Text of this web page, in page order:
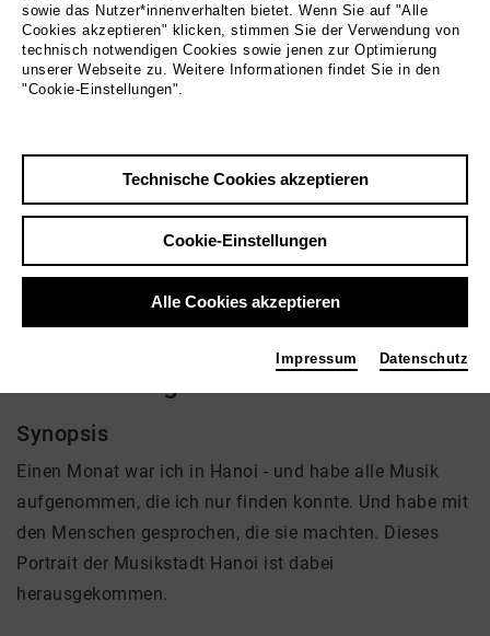
Play
Zurück|Übersicht
Film Info
Deutschland 1996 | 107 min.
Regie: Uli Aumüller
Video VoD / live
Synopsis
Einen Monat war ich in Hanoi - und habe alle Musik
aufgenommen, die ich nur finden konnte. Und habe mit
den Menschen gesprochen, die sie machten. Dieses
Portrait der Musikstadt Hanoi ist dabei
herausgekommen.
sowie das Nutzer*innenverhalten bietet. Wenn Sie auf "Alle
Cookies akzeptieren" klicken, stimmen Sie der Verwendung von
technisch notwendigen Cookies sowie jenen zur Optimierung
unserer Webseite zu. Weitere Informationen findet Sie in den
"Cookie-Einstellungen".
Technische Cookies akzeptieren
Cookie-Einstellungen
Alle Cookies akzeptieren
Impressum Datenschutz